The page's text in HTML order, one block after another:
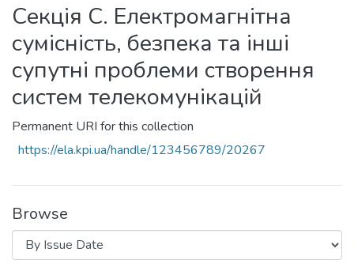
Секція С. Електромагнітна
сумісність, безпека та інші
супутні проблеми створення
систем телекомунікацій
Permanent URI for this collection
https://ela.kpi.ua/handle/123456789/20267
Browse